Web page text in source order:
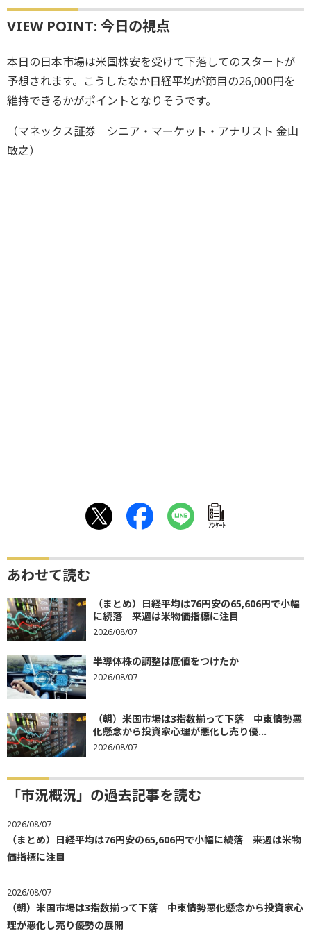
VIEW POINT: 今日の視点
本日の日本市場は米国株安を受けて下落してのスタートが
予想されます。こうしたなか日経平均が節目の26,000円を
維持できるかがポイントとなりそうです。
（マネックス証券 シニア・マーケット・アナリスト 金山
敏之）
ｱﾝｹｰﾄ
あわせて読む
（まとめ）日経平均は76円安の65,606円で小幅
に続落 来週は米物価指標に注目
2026/08/07
半導体株の調整は底値をつけたか
2026/08/07
（朝）米国市場は3指数揃って下落 中東情勢悪
化懸念から投資家心理が悪化し売り優...
2026/08/07
「市況概況」の過去記事を読む
2026/08/07
（まとめ）日経平均は76円安の65,606円で小幅に続落 来週は米物
価指標に注目
2026/08/07
（朝）米国市場は3指数揃って下落 中東情勢悪化懸念から投資家心
理が悪化し売り優勢の展開